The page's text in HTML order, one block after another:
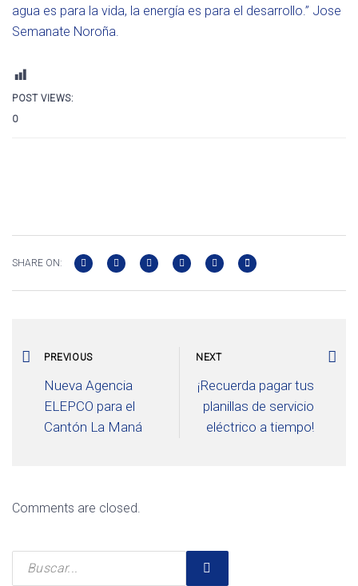
agua es para la vida, la energía es para el desarrollo.” Jose
Semanate Noroña.
POST VIEWS:
0
SHARE ON:
PREVIOUS
Nueva Agencia
ELEPCO para el
Cantón La Maná
NEXT
¡Recuerda pagar tus
planillas de servicio
eléctrico a tiempo!
Comments are closed.